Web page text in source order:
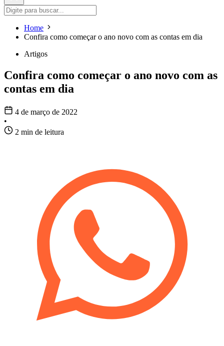
Home
Confira como começar o ano novo com as contas em dia
Artigos
Confira como começar o ano novo com as
contas em dia
4 de março de 2022
•
2 min de leitura